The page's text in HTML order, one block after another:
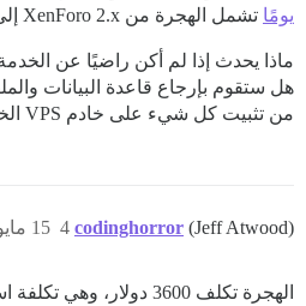
يومًا تشمل الهجرة من XenForo 2.x إلى Discourse؟
ماذا يحدث إذا لم أكن راضيًا عن الخدمة بعد
هل ستقوم بإرجاع قاعدة البيانات
من تثبيت كل شيء على خادم VPS الخاص بي؟
codinghorror (Jeff Atwood) 15 مايو 2020، 11:29م 4
الهجرة تكلف 3600 دولار، وهي تكلفة استضافة الأعمال لمدة عام.